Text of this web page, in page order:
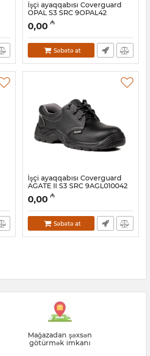
İşçi ayaqqabısı Coverguard
OPAL S3 SRC 9OPAL42
Artikul: 028001034
0,00 ₼
Səbətə at
İşçi ayaqqabısı Coverguard
AGATE II S3 SRC 9AGL010042
Artikul: 028001030
0,00 ₼
Səbətə at
Mağazadan şəxsən
götürmək imkanı